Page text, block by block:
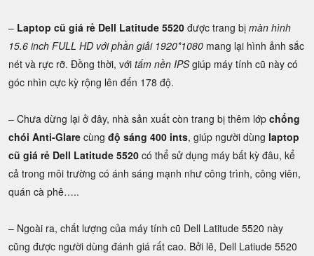
– Laptop cũ giá rẻ Dell Latitude 5520 được trang bị màn hình
15.6 inch FULL HD với phần giải 1920*1080 mang lại hình ảnh sắc
nét và rực rỡ. Đồng thời, với tấm nền IPSgiúp máy tính cũ này có
góc nhìn cực kỳ rộng lên đến 178 độ.
– Chưa dừng lại ở đây, nhà sản xuất còn trang bị thêm lớp chống
chói Anti-Glare cùng độ sáng 400 ints, giúp người dùng laptop
cũ giá rẻ Dell Latitude 5520 có thể sử dụng máy bất kỳ đâu, kể
cả trong môi trường có ánh sáng mạnh như công trình, công viên,
quán cà phê…..
– Ngoài ra, chất lượng của máy tính cũ Dell Latitude 5520 này
cũng được người dùng đánh giá rất cao. Bởi lẽ, Dell Latiude 5520